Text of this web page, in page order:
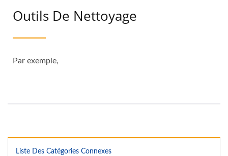
Outils De Nettoyage
Par exemple,
Liste Des Catégories Connexes